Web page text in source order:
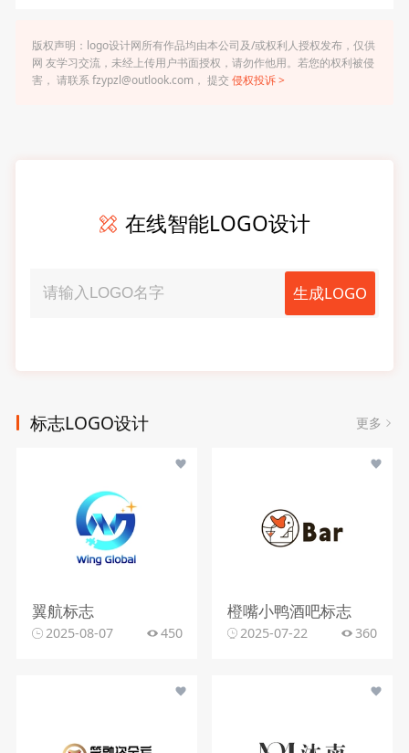
版权声明：logo设计网所有作品均由本公司及/或权利人授权发布，仅供
网 友学习交流，未经上传用户书面授权，请勿作他用。若您的权利被侵
害， 请联系 fzypzl@outlook.com， 提交 侵权投诉 >
在线智能LOGO设计
生成LOGO
标志LOGO设计 更多
翼航标志
2025-08-07 450
橙嘴小鸭酒吧标志
2025-07-22 360